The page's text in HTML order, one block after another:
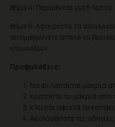
Βήμα 4: Περιμένετε για 5 λεπτά.
Βήμα 5: Αφαιρέστε τα
απομακρύνετε απαλά το
επωνυχίων.
Προφυλάξεις:
Να φυλάσσεται μακριά
Κρατήστε το μακριά από
Κλείστε σφιχτά το
Ακολουθήστε τις